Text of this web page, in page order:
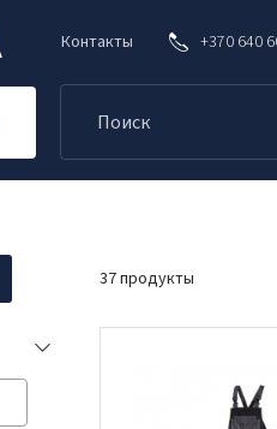
Контакты +370 640
37 продукты